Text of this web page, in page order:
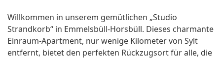
Willkommen in unserem gemütlichen „Studio
Strandkorb“ in Emmelsbüll-Horsbüll. Dieses charmante
Einraum-Apartment, nur wenige Kilometer von Sylt
entfernt, bietet den perfekten Rückzugsort für alle, die